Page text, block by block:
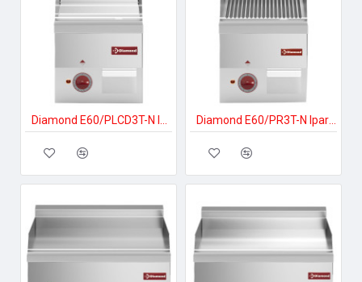
Diamond E60/PR3T-N Ipari elektromos tűzhely